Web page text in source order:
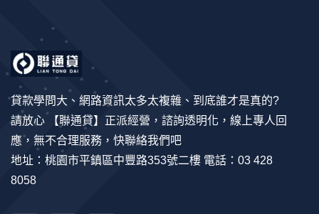
貸款學問大、網路資訊太多太複雜、到底誰才是真的?
請放心 【聯通貸】正派經營，諮詢透明化，線上專人回
應，無不合理服務，快聯絡我們吧
地址：桃園市平鎮區中豐路353號二樓 電話：03 428
8058